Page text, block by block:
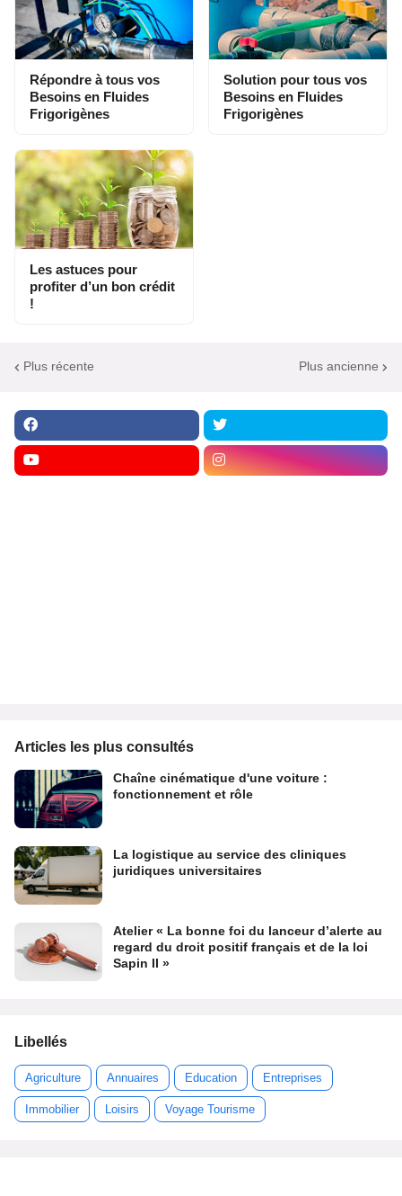
Répondre à tous vos
Besoins en Fluides
Frigorigènes
Solution pour tous vos
Besoins en Fluides
Frigorigènes
Les astuces pour
profiter d’un bon crédit
!
Plus récente Plus ancienne
Articles les plus consultés
Chaîne cinématique d'une voiture :
fonctionnement et rôle
La logistique au service des cliniques
juridiques universitaires
Atelier « La bonne foi du lanceur d’alerte au
regard du droit positif français et de la loi
Sapin II »
Libellés
Agriculture Annuaires Education Entreprises
Immobilier Loisirs Voyage Tourisme